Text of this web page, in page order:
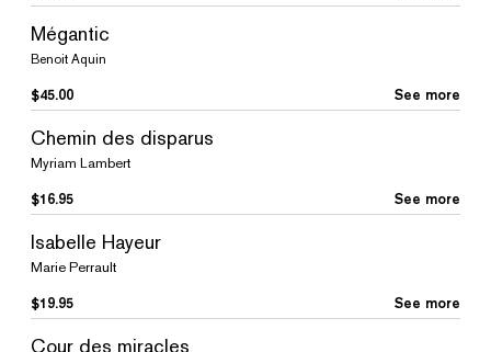
Mégantic
Benoit Aquin
$45.00 See more
Chemin des disparus
Myriam Lambert
$16.95 See more
Isabelle Hayeur
Marie Perrault
$19.95 See more
Cour des miracles